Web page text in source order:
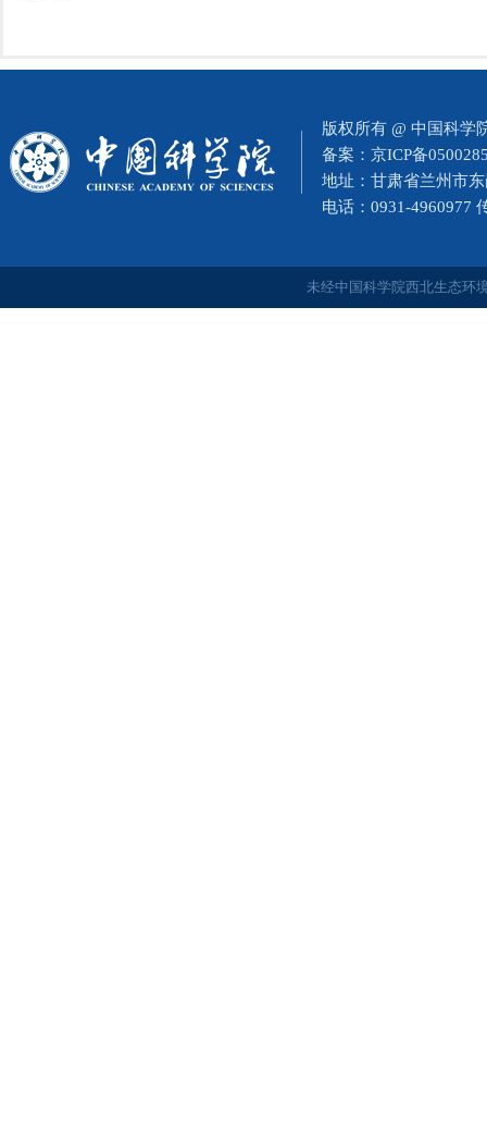
版权所有 @ 中国科学
备案： 京ICP备
地址：甘肃省兰州市
电话：0931-4960977
未经中国科学院西北生态环